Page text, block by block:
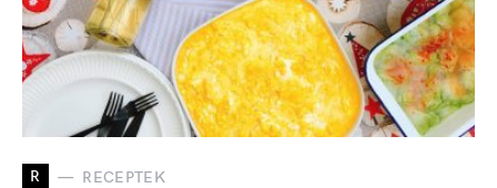
R RECEPTEK